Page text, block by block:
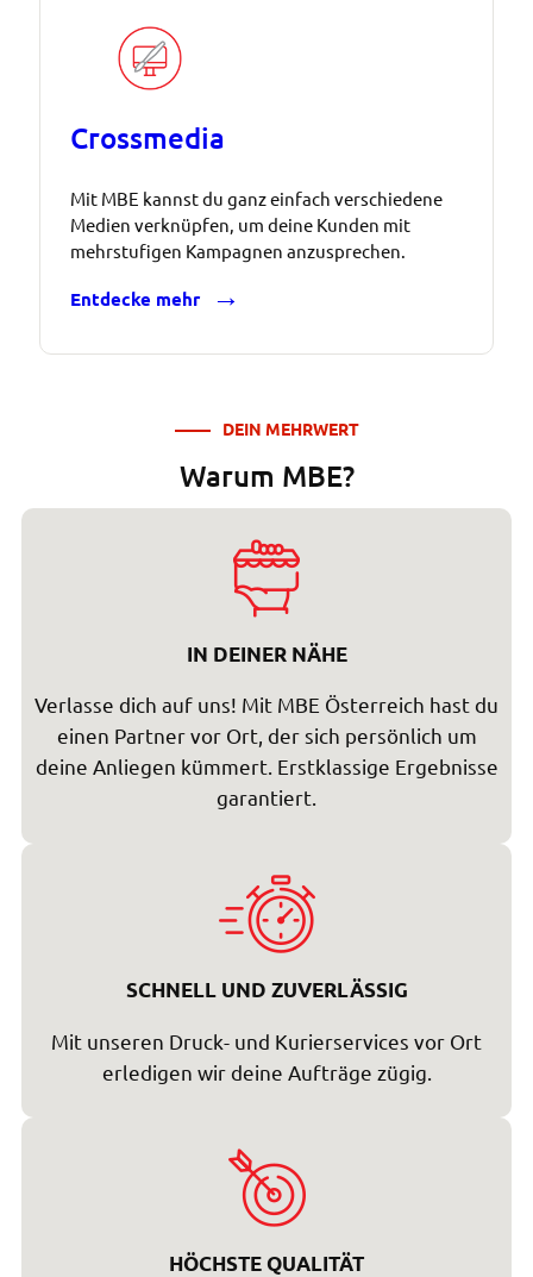
Crossmedia
Mit MBE kannst du ganz einfach verschiedene
Medien verknüpfen, um deine Kunden mit
mehrstufigen Kampagnen anzusprechen.
Entdecke mehr
DEIN MEHRWERT
Warum MBE?
IN DEINER NÄHE
Verlasse dich auf uns! Mit MBE Österreich hast du
einen Partner vor Ort, der sich persönlich um
deine Anliegen kümmert. Erstklassige Ergebnisse
garantiert.
SCHNELL UND ZUVERLÄSSIG
Mit unseren Druck- und Kurierservices vor Ort
erledigen wir deine Aufträge zügig.
HÖCHSTE QUALITÄT